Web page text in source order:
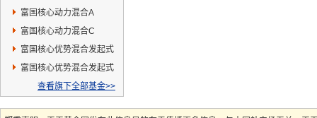
C
富国核心动力混合A
富国核心动力混合C
富国核心优势混合发起式
A
富国核心优势混合发起式
查看旗下全部基金>>